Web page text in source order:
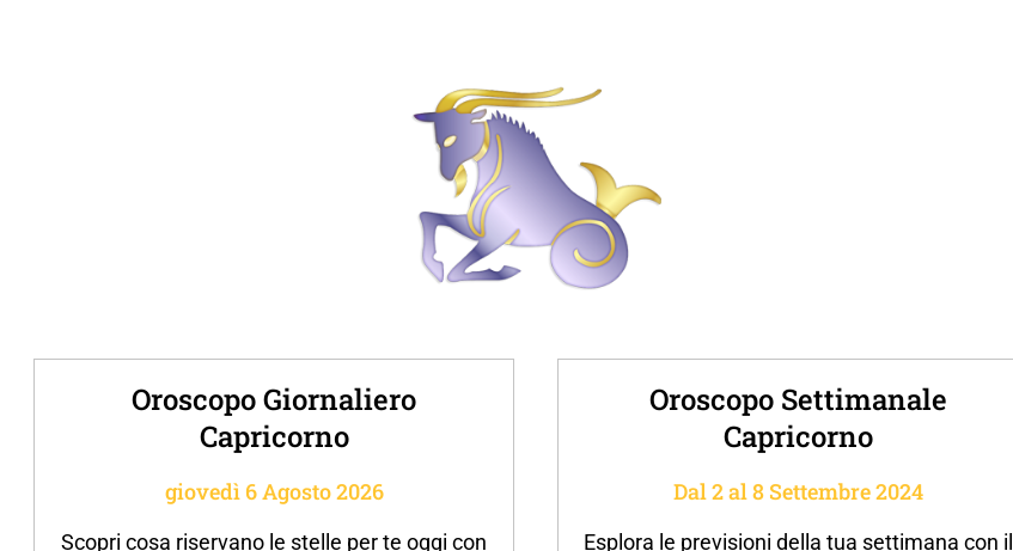
Oroscopo Giornaliero
Capricorno
giovedì 6 Agosto 2026
Scopri cosa riservano le stelle per te oggi con
Oroscopo Settimanale
Capricorno
Dal 2 al 8 Settembre 2024
Esplora le previsioni della tua settimana con il